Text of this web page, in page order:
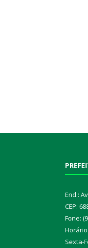
End.:
CEP:
Fone:
Sexta-